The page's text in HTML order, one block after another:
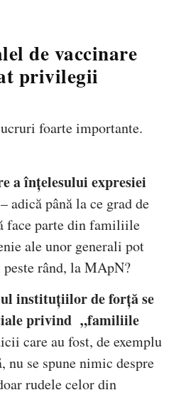
de vaccinare
privilegii
foarte importante.
a înțelesului expresiei
– adică până la ce grad de
face parte din familiile
ale unor generali pot
peste rând, la MApN?
instituțiilor de forță se
privind „familiile
care au fost, de exemplu
se spune nimic despre
rudele celor din